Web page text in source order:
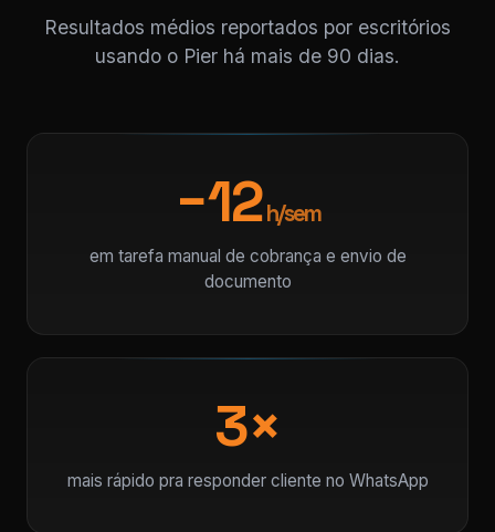
Resultados médios reportados por escritórios
usando o Pier há mais de 90 dias.
−12h/sem
em tarefa manual de cobrança e envio de
documento
3×
mais rápido pra responder cliente no WhatsApp